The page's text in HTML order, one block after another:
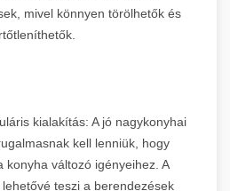
mivel könnyen törölhetők és
kialakítás: A jó nagykonyhai
kell lenniük, hogy
konyha változó igényeihez. A
teszi a berendezések